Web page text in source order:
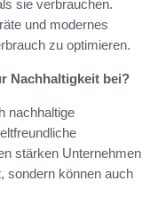
sie verbrauchen.
und modernes
zu optimieren.
Nachhaltigkeit bei?
nachhaltige
stärken Unternehmen
sondern können auch